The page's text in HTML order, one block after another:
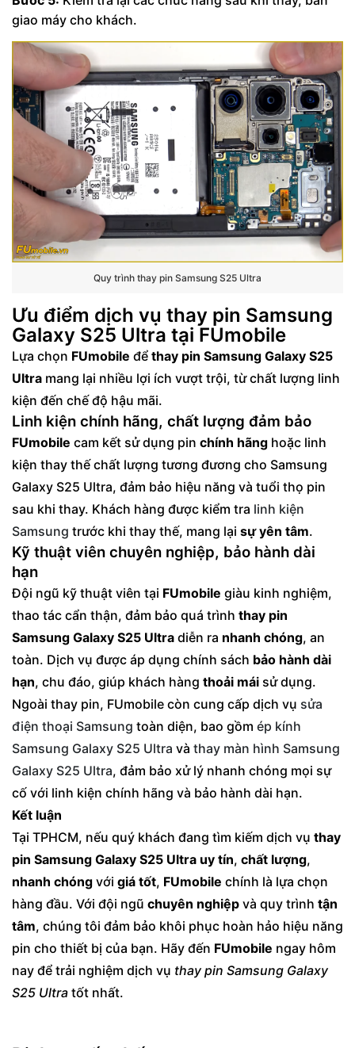
giao máy cho khách.
Quy trình thay pin Samsung S25 Ultra
Ưu điểm dịch vụ thay pin Samsung
Galaxy S25 Ultra tại FUmobile
Lựa chọn FUmobile để thay pin Samsung Galaxy S25
Ultra mang lại nhiều lợi ích vượt trội, từ chất lượng linh
kiện đến chế độ hậu mãi.
Linh kiện chính hãng, chất lượng đảm bảo
FUmobile cam kết sử dụng pin chính hãng hoặc linh
kiện thay thế chất lượng tương đương cho Samsung
Galaxy S25 Ultra, đảm bảo hiệu năng và tuổi thọ pin
sau khi thay. Khách hàng được kiểm tra linh kiện
Samsung trước khi thay thế, mang lại sự yên tâm.
Kỹ thuật viên chuyên nghiệp, bảo hành dài
hạn
Đội ngũ kỹ thuật viên tại FUmobile giàu kinh nghiệm,
thao tác cẩn thận, đảm bảo quá trình thay pin
Samsung Galaxy S25 Ultra diễn ra nhanh chóng, an
toàn. Dịch vụ được áp dụng chính sách bảo hành dài
hạn, chu đáo, giúp khách hàng thoải mái sử dụng.
Ngoài thay pin, FUmobile còn cung cấp dịch vụ sửa
điện thoại Samsung toàn diện, bao gồm ép kính
Samsung Galaxy S25 Ultra và thay màn hình Samsung
Galaxy S25 Ultra, đảm bảo xử lý nhanh chóng mọi sự
cố với linh kiện chính hãng và bảo hành dài hạn.
Kết luận
Tại TPHCM, nếu quý khách đang tìm kiếm dịch vụ thay
pin Samsung Galaxy S25 Ultra uy tín, chất lượng,
nhanh chóng với giá tốt, FUmobile chính là lựa chọn
hàng đầu. Với đội ngũ chuyên nghiệp và quy trình tận
tâm, chúng tôi đảm bảo khôi phục hoàn hảo hiệu năng
pin cho thiết bị của bạn. Hãy đến FUmobile ngay hôm
nay để trải nghiệm dịch vụ thay pin Samsung Galaxy
S25 Ultra tốt nhất.